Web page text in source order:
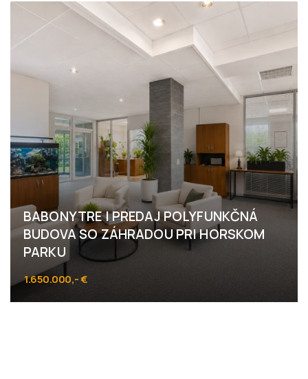
BABONYTRE I PREDAJ POLYFUNKČNÁ
BUDOVA SO ZÁHRADOU PRI HORSKOM
PARKU
1.650.000,- €